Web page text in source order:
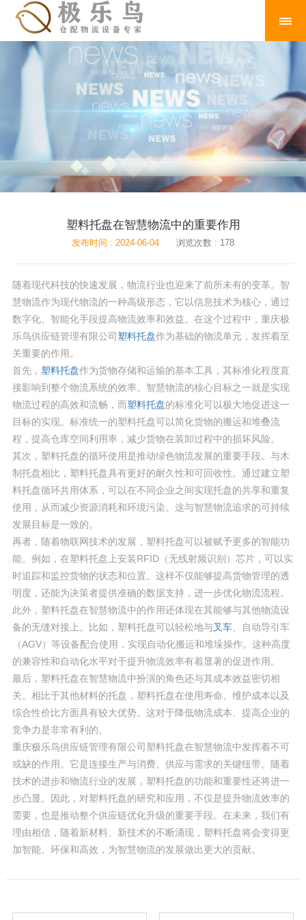
塑料托盘在智慧物流中的重要作用
发布时间 : 2024-06-04 浏览次数 : 178
随着现代科技的快速发展，物流行业也迎来了前所未有的变革。智
慧物流作为现代物流的一种高级形态，它以信息技术为核心，通过
数字化、智能化手段提高物流效率和效益。在这个过程中，重庆极
乐鸟供应链管理有限公司 塑料托盘作为基础的物流单元，发挥着至
关重要的作用。
首先， 塑料托盘作为货物存储和运输的基本工具，其标准化程度直
接影响到整个物流系统的效率。智慧物流的核心目标之一就是实现
物流过程的高效和流畅，而塑料托盘的标准化可以极大地促进这一
目标的实现。标准统一的塑料托盘可以简化货物的搬运和堆叠流
程，提高仓库空间利用率，减少货物在装卸过程中的损坏风险。
其次，塑料托盘的循环使用是推动绿色物流发展的重要手段。与木
制托盘相比，塑料托盘具有更好的耐久性和可回收性。通过建立塑
料托盘循环共用体系，可以在不同企业之间实现托盘的共享和重复
使用，从而减少资源消耗和环境污染。这与智慧物流追求的可持续
发展目标是一致的。
再者，随着物联网技术的发展，塑料托盘可以被赋予更多的智能功
能。例如，在塑料托盘上安装RFID（无线射频识别）芯片，可以实
时追踪和监控货物的状态和位置。这样不仅能够提高货物管理的透
明度，还能为决策者提供准确的数据支持，进一步优化物流流程。
此外，塑料托盘在智慧物流中的作用还体现在其能够与其他物流设
备的无缝对接上。比如，塑料托盘可以轻松地与叉车、自动导引车
（AGV）等设备配合使用，实现自动化搬运和堆垛操作。这种高度
的兼容性和自动化水平对于提升物流效率有着显著的促进作用。
最后，塑料托盘在智慧物流中扮演的角色还与其成本效益密切相
关。相比于其他材料的托盘，塑料托盘在使用寿命、维护成本以及
综合性价比方面具有较大优势。这对于降低物流成本、提高企业的
竞争力是非常有利的。
重庆极乐鸟供应链管理有限公司塑料托盘在智慧物流中发挥着不可
或缺的作用。它是连接生产与消费、供应与需求的关键纽带。随着
技术的进步和物流行业的发展，塑料托盘的功能和重要性还将进一
步凸显。因此，对塑料托盘的研究和应用，不仅是提升物流效率的
需要，也是推动整个供应链优化升级的重要手段。在未来，我们有
理由相信，随着新材料、新技术的不断涌现，塑料托盘将会变得更
加智能、环保和高效，为智慧物流的发展做出更大的贡献。